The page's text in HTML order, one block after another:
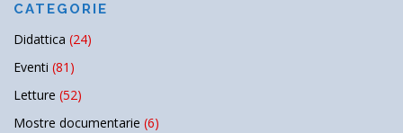
CATEGORIE
Didattica (24)
Eventi (81)
Letture (52)
Mostre documentarie (6)